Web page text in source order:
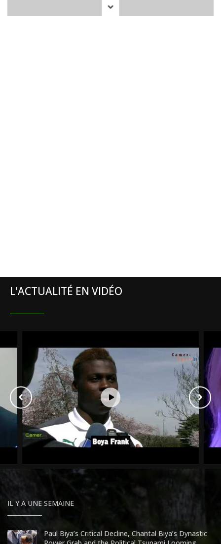
L'ACTUALITÉ EN VIDÉO
IL Y A UNE SEMAINE
Paul Biya’s Critical Decline, Chantal Biya’s Dynastic